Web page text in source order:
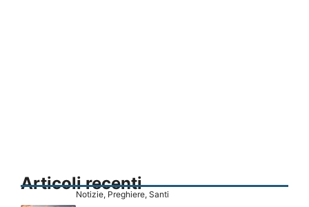
Articoli recenti
Notizie, Preghiere, Santi